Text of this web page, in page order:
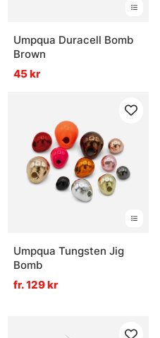
Umpqua Duracell Bomb
Brown
45 kr
Umpqua Tungsten Jig
Bomb
fr. 129 kr